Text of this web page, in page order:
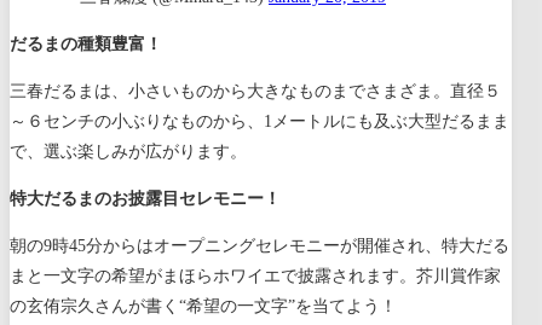
だるまの種類豊富！
三春だるまは、小さいものから大きなものまでさまざま。直径５
～６センチの小ぶりなものから、1メートルにも及ぶ大型だるまま
で、選ぶ楽しみが広がります。
特大だるまのお披露目セレモニー！
朝の9時45分からはオープニングセレモニーが開催され、特大だる
まと一文字の希望がまほらホワイエで披露されます。芥川賞作家
の玄侑宗久さんが書く“希望の一文字”を当てよう！